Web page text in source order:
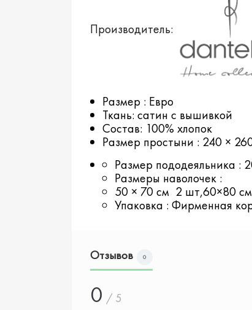
Производитель:
Размер : Евро
Ткань: сатин с вышивкой
Состав: 100% хлопок
Размер простыни : 240 ×
Размер пододеяльника :
Размеры наволочек :
50 × 70 см 2 шт,60×80
Упаковка : Фирменная
Отзывов 0
0 / 5